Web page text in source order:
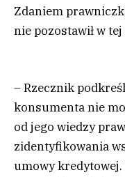
Zdaniem
nie pozostawił w
– Rzecznik
konsumenta nie
od jego wiedzy
zidentyfikowania
umowy